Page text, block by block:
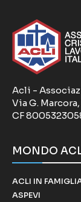
Acli -
Via G.
CF
MONDO
ACLI IN
ASPEVI